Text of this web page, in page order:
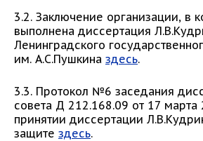
3.2. Заключение организации, в
выполнена диссертация
Ленинградского
им. А.С.Пушкина здесь.
3.3. Протокол №6 заседания
совета Д 212.168.09 от 17 марта
принятии диссертации
защите здесь.